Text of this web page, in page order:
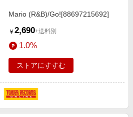
Mario (R&B)/Go![88697215692]
￥ 2,690+送料別
1.0%
ストアにすすむ